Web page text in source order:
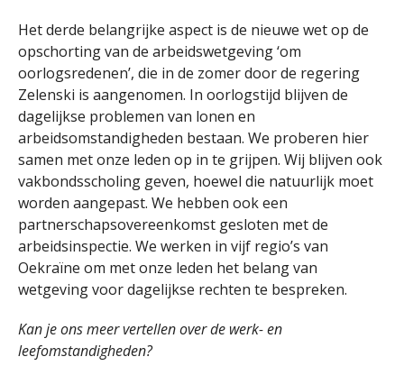
Het derde belangrijke aspect is de nieuwe wet op de
opschorting van de arbeidswetgeving ‘om
oorlogsredenen’, die in de zomer door de regering
Zelenski is aangenomen. In oorlogstijd blijven de
dagelijkse problemen van lonen en
arbeidsomstandigheden bestaan. We proberen hier
samen met onze leden op in te grijpen. Wij blijven ook
vakbondsscholing geven, hoewel die natuurlijk moet
worden aangepast. We hebben ook een
partnerschapsovereenkomst gesloten met de
arbeidsinspectie. We werken in vijf regio’s van
Oekraïne om met onze leden het belang van
wetgeving voor dagelijkse rechten te bespreken.
Kan je ons meer vertellen over de werk- en
leefomstandigheden?